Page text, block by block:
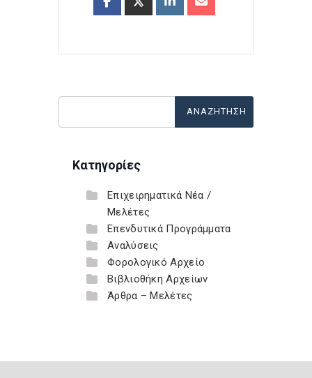
Κατηγορίες
Επιχειρηματικά Νέα /
Μελέτες
Επενδυτικά Προγράμματα
Αναλύσεις
Φορολογικό Αρχείο
Βιβλιοθήκη Αρχείων
Άρθρα – Μελέτες